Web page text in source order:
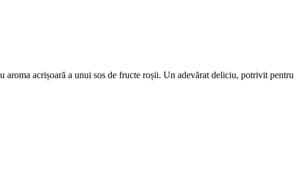
aroma acrișoară a unui sos de fructe roșii. Un adevărat deliciu, potrivit pentru